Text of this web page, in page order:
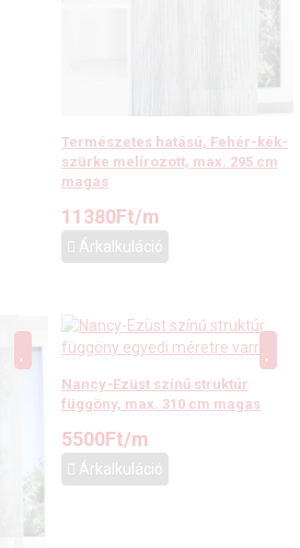
Természetes hatású, Fehér-kék-
szürke melírozott, max. 295 cm
magas
11380Ft/m
Árkalkuláció
Nancy-Ezüst színű struktúr
függöny, max. 310 cm magas
5500Ft/m
Árkalkuláció